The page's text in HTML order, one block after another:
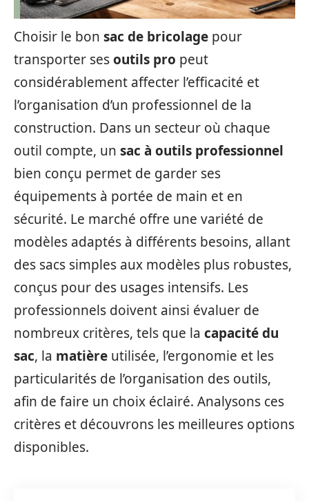
Choisir le bon sac de bricolage pour
transporter sesoutils pro peut
considérablement affecter l’efficacité et
l’organisation d’un professionnel de la
construction. Dans un secteur où chaque
outil compte, un sac à outils professionnel
bien conçu permet de garder ses
équipements à portée de main et en
sécurité. Le marché offre une variété de
modèles adaptés à différents besoins, allant
des sacs simples aux modèles plus robustes,
conçus pour des usages intensifs. Les
professionnels doivent ainsi évaluer de
nombreux critères, tels que la capacité du
sac, la matière utilisée, l’ergonomie et les
particularités de l’organisation des outils,
afin de faire un choix éclairé. Analysons ces
critères et découvrons les meilleures options
disponibles.